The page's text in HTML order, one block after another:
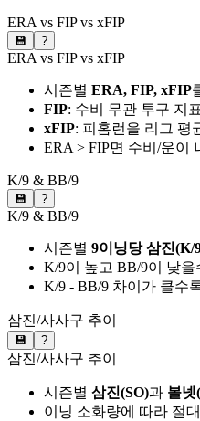
ERA vs FIP vs xFIP
💾 ?
ERA vs FIP vs xFIP
시즌별 ERA, FIP, xFIP
FIP: 수비 무관 투구 지
xFIP: 피홈런을 리그 평
ERA > FIP면 수비/운이
K/9 & BB/9
💾 ?
K/9 & BB/9
시즌별 9이닝당 삼진(K/
K/9이 높고 BB/9이 낮을
K/9 - BB/9 차이가 클수
삼진/사사구 추이
💾 ?
삼진/사사구 추이
시즌별 삼진(SO)과 볼넷
이닝 소화량에 따라 절